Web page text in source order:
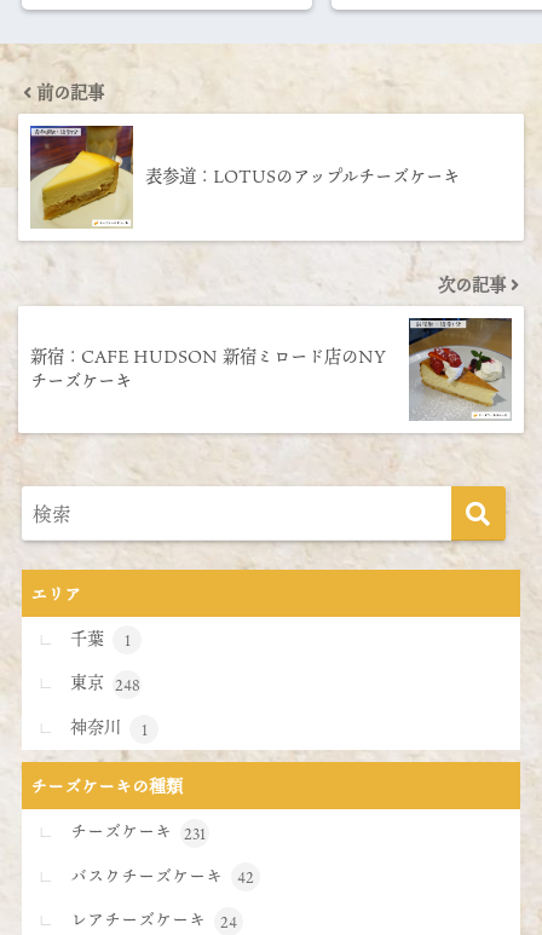
前の記事
表参道：LOTUSのアップルチーズケーキ
次の記事
新宿：CAFE HUDSON 新宿ミロード店のNY
チーズケーキ
エリア
千葉
1
東京 248
神奈川 1
チーズケーキの種類
チーズケーキ
231
バスクチーズケーキ 42
レアチーズケーキ 24